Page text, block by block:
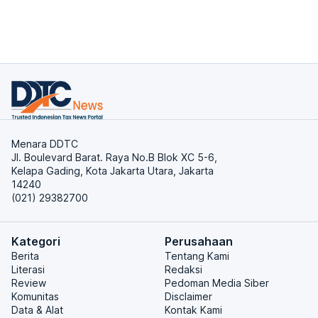
Menara DDTC
Jl. Boulevard Barat. Raya No.B Blok XC 5-6,
Kelapa Gading, Kota Jakarta Utara, Jakarta
14240
(021) 29382700
Kategori
Berita
Literasi
Review
Komunitas
Data & Alat
Perusahaan
Tentang Kami
Redaksi
Pedoman Media Siber
Disclaimer
Kontak Kami